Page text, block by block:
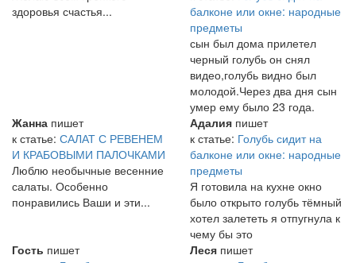
здоровья счастья...
балконе или окне: народные
предметы
сын был дома прилетел
черный голубь он снял
видео,голубь видно был
молодой.Через два дня сын
умер ему было 23 года.
Жанна пишет
к статье: САЛАТ С РЕВЕНЕМ
И КРАБОВЫМИ ПАЛОЧКАМИ
Люблю необычные весенние
салаты. Особенно
понравились Ваши и эти...
Адалия пишет
к статье: Голубь сидит на
балконе или окне: народные
предметы
Я готовила на кухне окно
было открыто голубь тёмный
хотел залететь я отпугнула к
чему бы это
Гость пишет
Леся пишет